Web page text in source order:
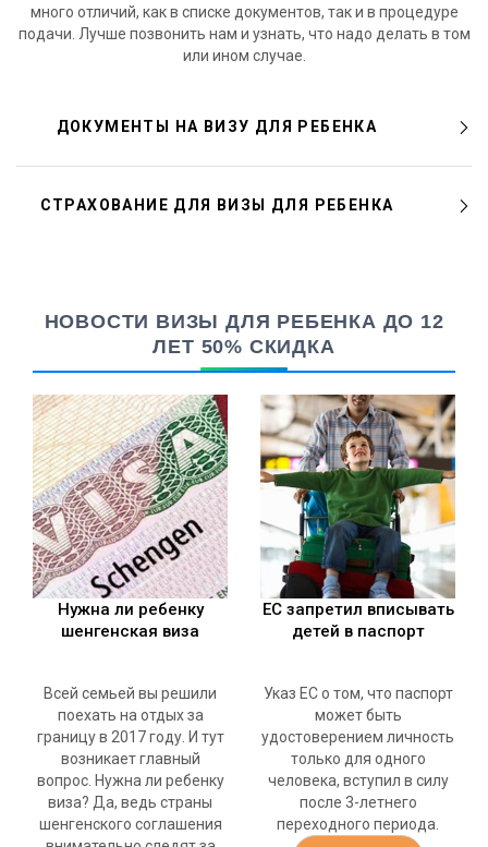
много отличий, как в списке документов, так и в процедуре
подачи. Лучше позвонить нам и узнать, что надо делать в том
или ином случае.
ДОКУМЕНТЫ НА ВИЗУ ДЛЯ РЕБЕНКА
СТРАХОВАНИЕ ДЛЯ ВИЗЫ ДЛЯ РЕБЕНКА
НОВОСТИ ВИЗЫ ДЛЯ РЕБЕНКА ДО 12
ЛЕТ 50% СКИДКА
Нужна ли ребенку
шенгенская виза
Всей семьей вы решили
поехать на отдых за
границу в 2017 году. И тут
возникает главный
вопрос. Нужна ли ребенку
виза? Да, ведь страны
шенгенского соглашения
ЕС запретил вписывать
детей в паспорт
Указ ЕС о том, что паспорт
может быть
удостоверением личность
только для одного
человека, вступил в силу
после 3-летнего
переходного периода.